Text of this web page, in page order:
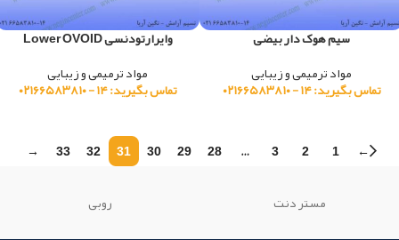
سیم هوک دار بیضی
مواد ترمیمی و زیبایی
تماس بگیرید: ۱۴ - ۰۲۱۶۶۵۸۳۸۱۰
وایرارتودنسی Lower OVOID
مواد ترمیمی و زیبایی
تماس بگیرید: ۱۴ - ۰۲۱۶۶۵۸۳۸۱۰
←
1
2
3
…
28
29
30
31
32
33
→
مستر دنت روبی